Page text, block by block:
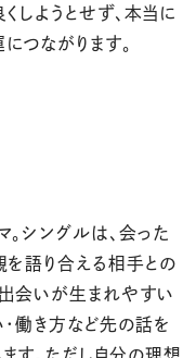
しようとせず、本当に
つながります。
。シングルは、会った
を語り合える相手との
会いが生まれやすい
・働き方など先の話を